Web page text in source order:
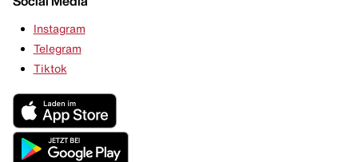
Instagram
Telegram
Tiktok